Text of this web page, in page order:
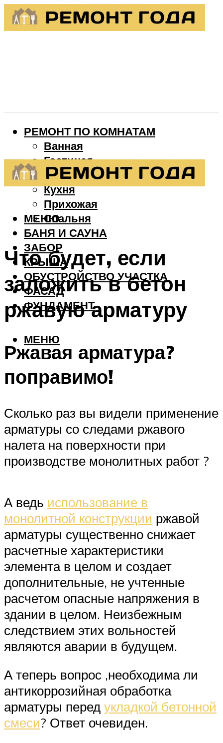
РЕМОНТ ПО КОМНАТАМ
Ванная
Гостиная
Детская
Кухня
Прихожая
Спальня
БАНЯ И САУНА
ЗАБОР
КРЫША
ОБУСТРОЙСТВО УЧАСТКА
ФАСАД
ФУНДАМЕНТ
МЕНЮ
МЕНЮ
Что будет, если
заложить в бетон
ржавую арматуру
Ржавая арматура?
поправимо!
Сколько раз вы видели применение
арматуры со следами ржавого
налета на поверхности при
производстве монолитных работ ?
А ведь использование в
монолитной конструкции ржавой
арматуры существенно снижает
расчетные характеристики
элемента в целом и создает
дополнительные, не учтенные
расчетом опасные напряжения в
здании в целом. Неизбежным
следствием этих вольностей
являются аварии в будущем.
А теперь вопрос ,необходима ли
антикоррозийная обработка
арматуры перед укладкой бетонной
смеси? Ответ очевиден.